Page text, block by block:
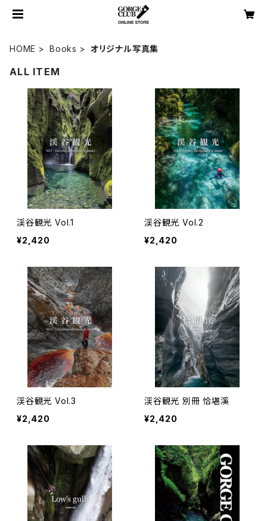
HOME Books オリジナル写真集
ALL ITEM
渓谷観光 Vol.1
¥2,420
渓谷観光 Vol.2
¥2,420
渓谷観光 Vol.3
¥2,420
渓谷観光 別冊 恰堪溪
¥2,420